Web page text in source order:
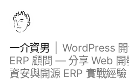
一介資男
WordPress
ERP 顧問 — 分享 Web 開
資安與開源 ERP 實戰經驗
文章